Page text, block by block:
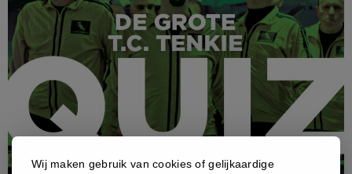
Wij maken gebruik van cookies of gelijkaardige